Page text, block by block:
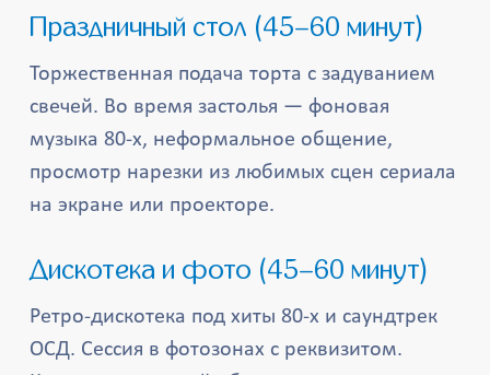
Праздничный стол (45–60 минут)
Торжественная подача торта с задуванием
свечей. Во время застолья — фоновая
музыка 80-х, неформальное общение,
просмотр нарезки из любимых сцен сериала
на экране или проекторе.
Дискотека и фото (45–60 минут)
Ретро-дискотека под хиты 80-х и саундтрек
ОСД. Сессия в фотозонах с реквизитом.